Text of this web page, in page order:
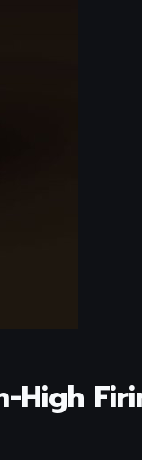
High